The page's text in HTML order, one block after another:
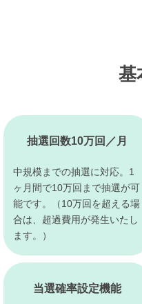
基
抽選回数10万回／月
中規模までの抽選に対応。1
ヶ月間で10万回まで抽選が可
能です。（10万回を超える場
合は、超過費用が発生いたし
ます。）
当選確率設定機能